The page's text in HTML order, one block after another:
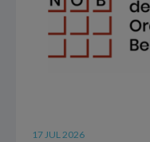
17 JUL 2026